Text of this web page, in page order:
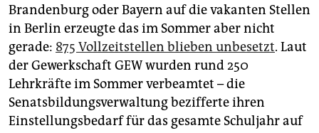
Brandenburg oder Bayern auf die vakanten Stellen
in Berlin erzeugte das im Sommer aber nicht
gerade: 875 Vollzeitstellen blieben unbesetzt. Laut
der Gewerkschaft GEW wurden rund 250
Lehrkräfte im Sommer verbeamtet – die
Senatsbildungsverwaltung bezifferte ihren
Einstellungsbedarf für das gesamte Schuljahr auf